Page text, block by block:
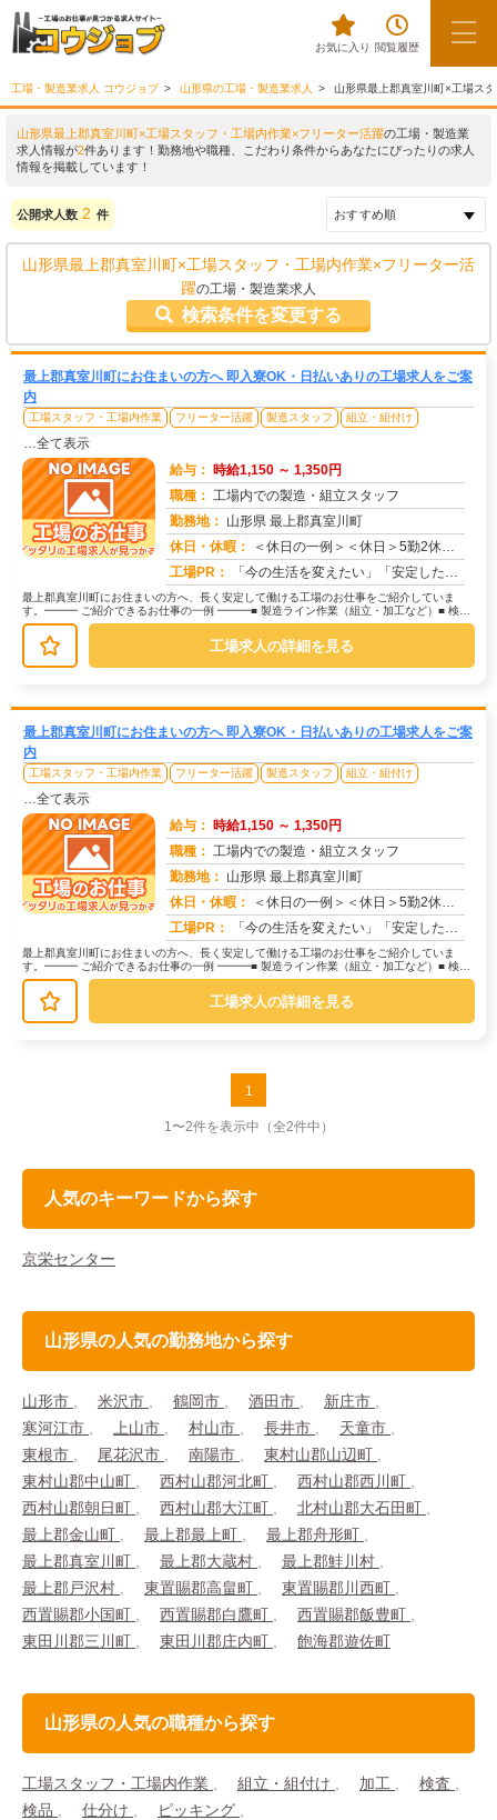
お気に入り 閲覧履歴
工場・製造業求人 コウジョブ 山形県の工場・製造業求人 山形県最上郡真室川町×工場ス
山形県最上郡真室川町×工場スタッフ・工場内作業×フリーター活躍の工場・製造業
求人情報が2件あります！勤務地や職種、こだわり条件からあなたにぴったりの求人
情報を掲載しています！
公開求人数 2 件
山形県最上郡真室川町×工場スタッフ・工場内作業×フリーター活
躍の工場・製造業求人
検索条件を変更する
最上郡真室川町にお住まいの方へ 即入寮OK・日払いありの工場求人をご案
内
工場スタッフ・工場内作業 フリーター活躍 製造スタッフ 組立・組付け
…全て表示
給与： 時給1,150 ～ 1,350円
職種： 工場内での製造・組立スタッフ
勤務地： 山形県 最上郡真室川町
休日・休暇：
＜休日の一例＞＜休日＞5勤2休（工場カレンダーによる）★ＧＷ・夏季・年末年始休暇あり★有給休暇あり※配属先により休...
工場PR：
「今の生活を変えたい」「安定した収入がほしい」そんなあなたの想いに応えます。株式会社京栄センターは、工場・製造業に...
最上郡真室川町にお住まいの方へ、長く安定して働ける工場のお仕事をご紹介していま
す。━━━ ご紹介できるお仕事の一例 ━━━■ 製造ライン作業（組立・加工など）■ 検
査・検品（目視チェックなど）■...
工場求人の詳細を見る
最上郡真室川町にお住まいの方へ 即入寮OK・日払いありの工場求人をご案
内
工場スタッフ・工場内作業 フリーター活躍 製造スタッフ 組立・組付け
…全て表示
給与： 時給1,150 ～ 1,350円
職種： 工場内での製造・組立スタッフ
勤務地： 山形県 最上郡真室川町
休日・休暇：
＜休日の一例＞＜休日＞5勤2休（工場カレンダーによる）★ＧＷ・夏季・年末年始休暇あり★有給休暇あり※配属先により休...
工場PR：
「今の生活を変えたい」「安定した収入がほしい」そんなあなたの想いに応えます。株式会社京栄センターは、工場・製造業に...
最上郡真室川町にお住まいの方へ、長く安定して働ける工場のお仕事をご紹介していま
す。━━━ ご紹介できるお仕事の一例 ━━━■ 製造ライン作業（組立・加工など）■ 検
査・検品（目視チェックなど）■...
工場求人の詳細を見る
1
1〜2件を表示中 （全2件中）
人気のキーワードから探す
京栄センター
山形県の人気の勤務地から探す
山形市 米沢市 鶴岡市 酒田市
新庄市
寒河江市
上山市 村山市 長井市
天童市
東根市
尾花沢市 南陽市
東村山郡山辺町
東村山郡中山町
西村山郡河北町
西村山郡西川町
西村山郡朝日町
西村山郡大江町
北村山郡大石田町
最上郡金山町
最上郡最上町
最上郡舟形町
最上郡真室川町
最上郡大蔵村
最上郡鮭川村
最上郡戸沢村
東置賜郡高畠町
東置賜郡川西町
西置賜郡小国町
西置賜郡白鷹町
西置賜郡飯豊町
東田川郡三川町
東田川郡庄内町 飽海郡遊佐町
山形県の人気の職種から探す
工場スタッフ・工場内作業 組立・組付け 加工
検査
検品
仕分け
ピッキング